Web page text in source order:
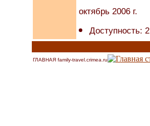
октябрь 2006 г.
Доступность: 2
ГЛАВНАЯ family-travel.crimea.ru